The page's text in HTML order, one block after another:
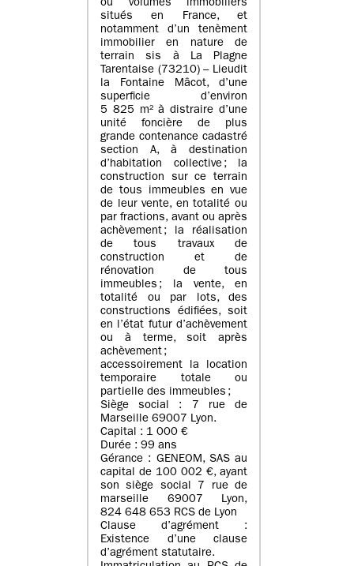
ou volumes immobiliers
situés en France, et
notamment d’un tenèment
immobilier en nature de
terrain sis à La Plagne
Tarentaise (73210) – Lieudit
la Fontaine Mâcot, d’une
superficie d’environ
5 825 m² à distraire d’une
unité foncière de plus
grande contenance cadastré
section A, à destination
d’habitation collective ; la
construction sur ce terrain
de tous immeubles en vue
de leur vente, en totalité ou
par fractions, avant ou après
achèvement ; la réalisation
de tous travaux de
construction et de
rénovation de tous
immeubles ; la vente, en
totalité ou par lots, des
constructions édifiées, soit
en l’état futur d’achèvement
ou à terme, soit après
achèvement ;
accessoirement la location
temporaire totale ou
partielle des immeubles ;
Siège social : 7 rue de
Marseille 69007 Lyon.
Capital : 1 000 €
Durée : 99 ans
Gérance : GENEOM, SAS au
capital de 100 002 €, ayant
son siège social 7 rue de
marseille 69007 Lyon,
824 648 653 RCS de Lyon
Clause d’agrément :
Existence d’une clause
d’agrément statutaire.